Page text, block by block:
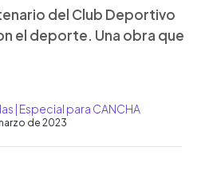
del Club Deportivo
el deporte. Una obra que
| Especial para CANCHA
de 2023